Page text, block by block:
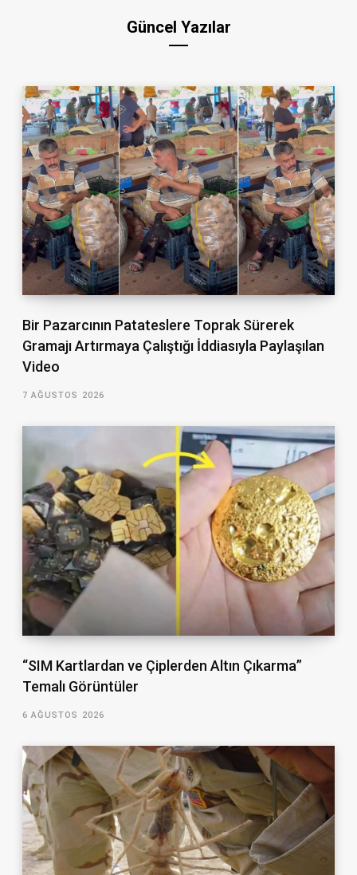
Güncel Yazılar
Bir Pazarcının Patateslere Toprak Sürerek
Gramajı Artırmaya Çalıştığı İddiasıyla Paylaşılan
Video
7 AĞUSTOS 2026
“SIM Kartlardan ve Çiplerden Altın Çıkarma”
Temalı Görüntüler
6 AĞUSTOS 2026